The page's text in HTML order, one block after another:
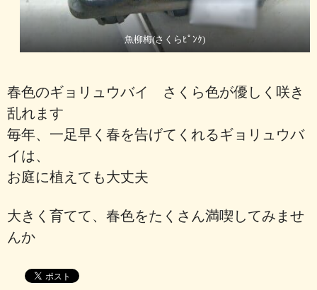
魚柳梅(さくらﾋﾟﾝｸ)
春色のギョリュウバイ さくら色が優しく咲き
乱れます
毎年、一足早く春を告げてくれるギョリュウバ
イは、
お庭に植えても大丈夫
大きく育てて、春色をたくさん満喫してみませ
んか